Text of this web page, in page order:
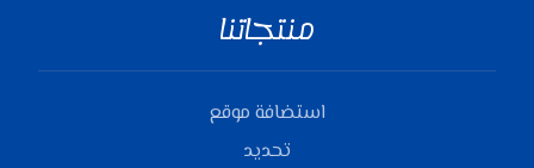
منتجاتنا
استضافة موقع
تحديد